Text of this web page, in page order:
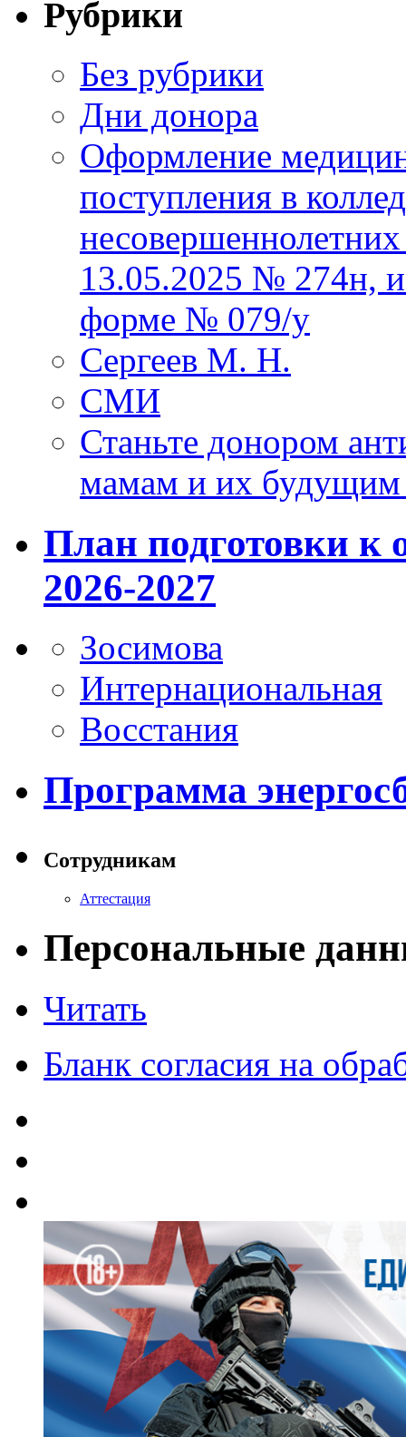
Рубрики
Без рубрики
Дни донора
Оформление
поступления в
13.05.2025 № 274н,
форме № 079/у
Сергеев М. Н.
СМИ
Станьте донором
мамам и их
План подготовки к
2026-2027
Зосимова
Интернациональная
Восстания
Программа
Сотрудникам
Аттестация
Персональные
Читать
Бланк согласия на